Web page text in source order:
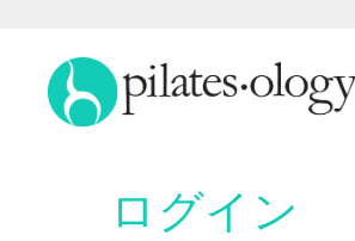
ログイン